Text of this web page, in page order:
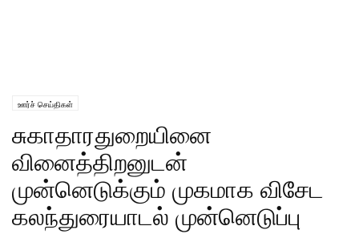
ஊர்ச் செய்திகள்
சுகாதாரதுறையினை
வினைத்திறனுடன்
முன்னெடுக்கும் முகமாக விசேட
கலந்துரையாடல் முன்னெடுப்பு